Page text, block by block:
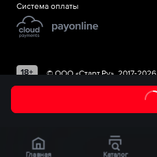
Система оплаты
©ООО «Старт.Ру», 2017-2026
Главная Каталог